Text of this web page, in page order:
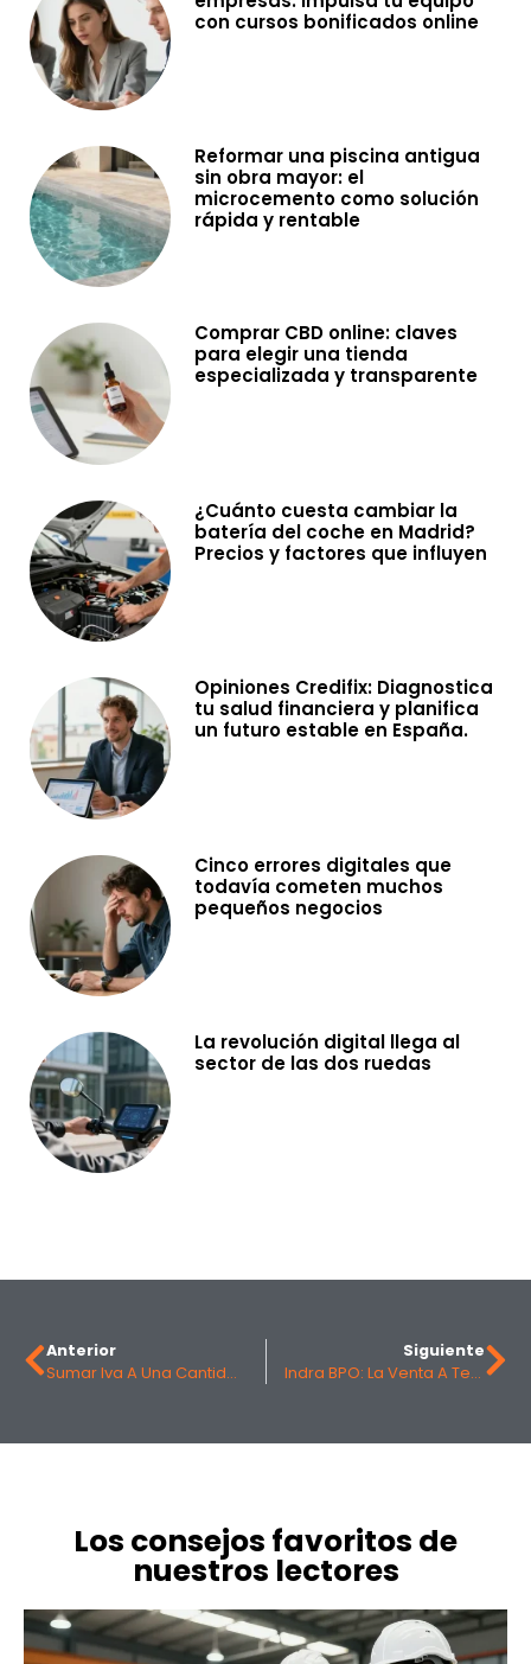
con cursos bonificados online
Reformar una piscina antigua
sin obra mayor: el
microcemento como solución
rápida y rentable
Comprar CBD online: claves
para elegir una tienda
especializada y transparente
¿Cuánto cuesta cambiar la
batería del coche en Madrid?
Precios y factores que influyen
Opiniones Credifix: Diagnostica
tu salud financiera y planifica
un futuro estable en España.
Cinco errores digitales que
todavía cometen muchos
pequeños negocios
La revolución digital llega al
sector de las dos ruedas
Anterior
Sumar Iva A Una Cantidad: El Procedimiento Para Facturar Sin Errores
Siguiente
Indra BPO: La Venta A Teknei Y Los Cambios En Sus Servicios
Los consejos favoritos de
nuestros lectores